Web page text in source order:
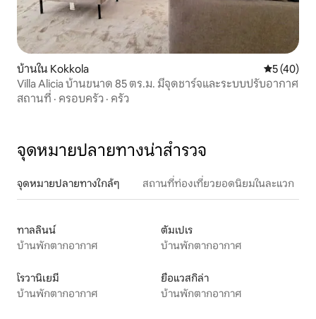
บ้านใน Kokkola คะแนนเฉลี่
5 (40)
Villa Alicia บ้านขนาด 85 ตร.ม. มีจุดชาร์จและระบบปรับอากาศ
สถานที่ · ครอบครัว · ครัว
จุดหมายปลายทางน่าสำรวจ
จุดหมายปลายทางใกล้ๆ สถานที่ท่องเที่ยวยอดนิยมในละแวก
ทาลลินน์
บ้านพักตากอากาศ
ตัมเปเร
บ้านพักตากอากาศ
โรวานิเยมี
บ้านพักตากอากาศ
ยือแวสกิล่า
บ้านพักตากอากาศ